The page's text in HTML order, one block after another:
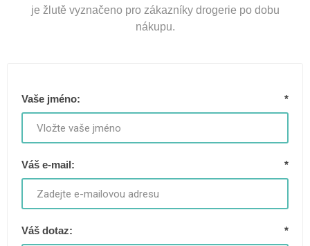
je žlutě vyznačeno pro zákazníky drogerie po dobu
nákupu.
Vaše jméno: *
Váš e-mail: *
Váš dotaz: *